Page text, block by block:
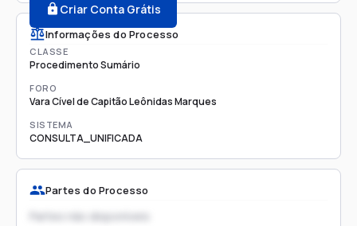
Criar Conta Grátis
Informações do Processo
CLASSE
Procedimento Sumário
FORO
Vara Cível de Capitão Leônidas Marques
SISTEMA
CONSULTA_UNIFICADA
Partes do Processo
Partes não disponíveis